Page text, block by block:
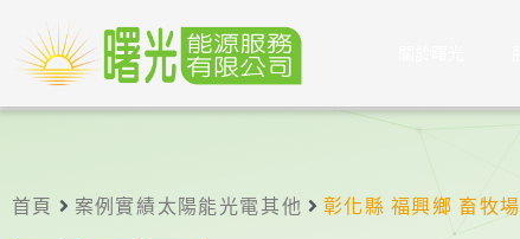
首頁 案例實績太陽能光電 其他 彰化縣 福興鄉 畜牧場